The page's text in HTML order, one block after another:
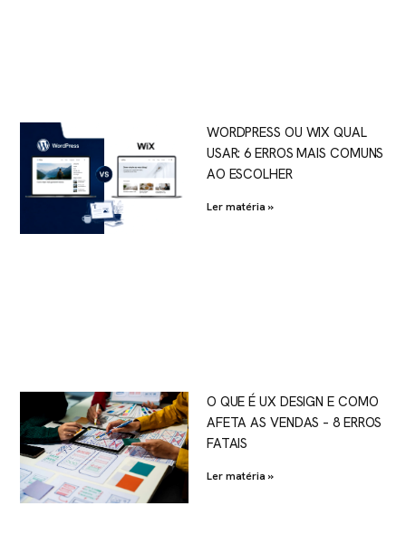
WORDPRESS OU WIX QUAL
USAR: 6 ERROS MAIS COMUNS
AO ESCOLHER
Ler matéria »
O QUE É UX DESIGN E COMO
AFETA AS VENDAS – 8 ERROS
FATAIS
Ler matéria »